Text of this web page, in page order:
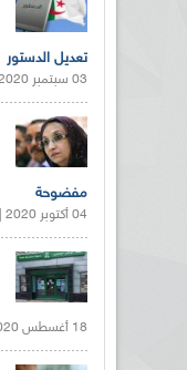
تعديل الدستور
03 سبتمبر 2020 |
مفضوحة
04 أكتوبر 2020 |
18 أغسطس 2020 |